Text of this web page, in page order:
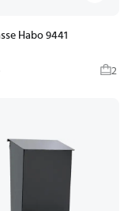
Habo 9441
2